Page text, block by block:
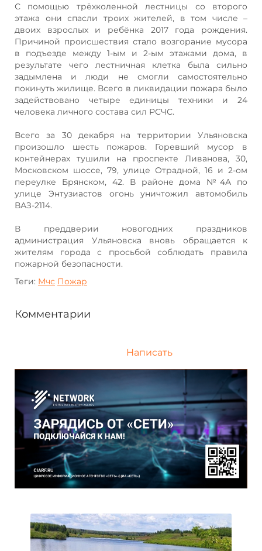
С помощью трёхколенной лестницы со второго
этажа они спасли троих жителей, в том числе –
двоих взрослых и ребёнка 2017 года рождения.
Причиной происшествия стало возгорание мусора
в подъезде между 1-ым и 2-ым этажами дома, в
результате чего лестничная клетка была сильно
задымлена и люди не смогли самостоятельно
покинуть жилище. Всего в ликвидации пожара было
задействовано четыре единицы техники и 24
человека личного состава сил РСЧС.
Всего за 30 декабря на территории Ульяновска
произошло шесть пожаров. Горевший мусор в
контейнерах тушили на проспекте Ливанова, 30,
Московском шоссе, 79, улице Отрадной, 16 и 2-ом
переулке Брянском, 42. В районе дома №4А по
улице Энтузиастов огонь уничтожил автомобиль
ВАЗ-2114.
В преддверии новогодних праздников
администрация Ульяновска вновь обращается к
жителям города с просьбой соблюдать правила
пожарной безопасности.
Теги: Мчс Пожар
Комментарии
Написать